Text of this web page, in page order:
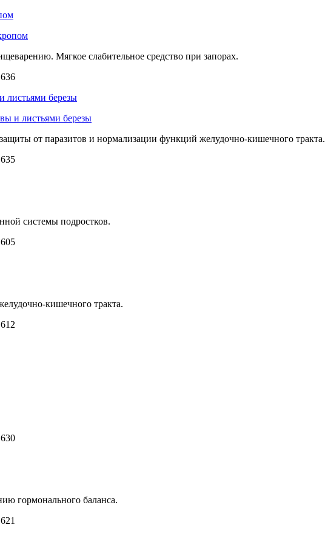
Мягкое слабительное средство при запорах.
636
и листьями березы
от паразитов и нормализации функций желудочно-кишечного тракта.
635
системы подростков.
605
кишечного тракта.
612
630
гормонального баланса.
621